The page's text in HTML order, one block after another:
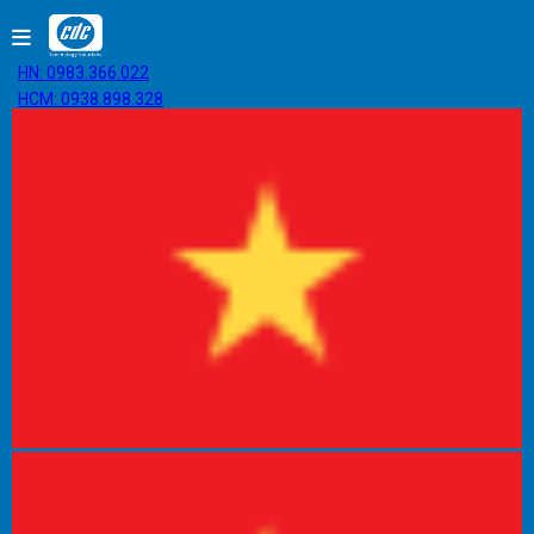
HN: 0983.366.022
HCM: 0938.898.328